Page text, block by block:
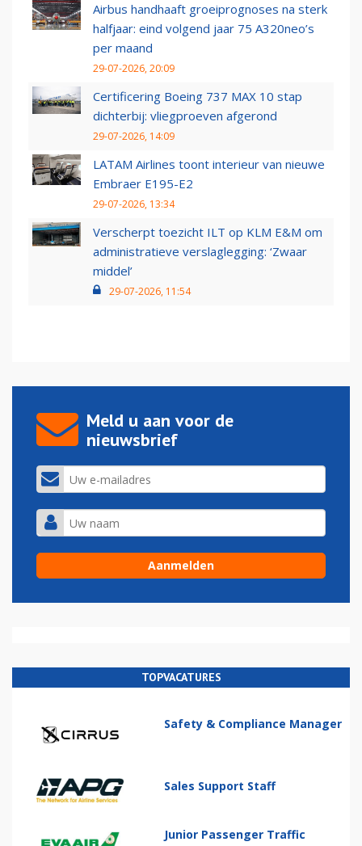
Airbus handhaaft groeiprognoses na sterk
halfjaar: eind volgend jaar 75 A320neo’s
per maand
29-07-2026, 20:09
Certificering Boeing 737 MAX 10 stap
dichterbij: vliegproeven afgerond
29-07-2026, 14:09
LATAM Airlines toont interieur van nieuwe
Embraer E195-E2
29-07-2026, 13:34
Verscherpt toezicht ILT op KLM E&M om
administratieve verslaglegging: ‘Zwaar
middel’
29-07-2026, 11:54
Meld u aan voor de
nieuwsbrief
TOPVACATURES
Safety & Compliance Manager
Sales Support Staff
Junior Passenger Traffic